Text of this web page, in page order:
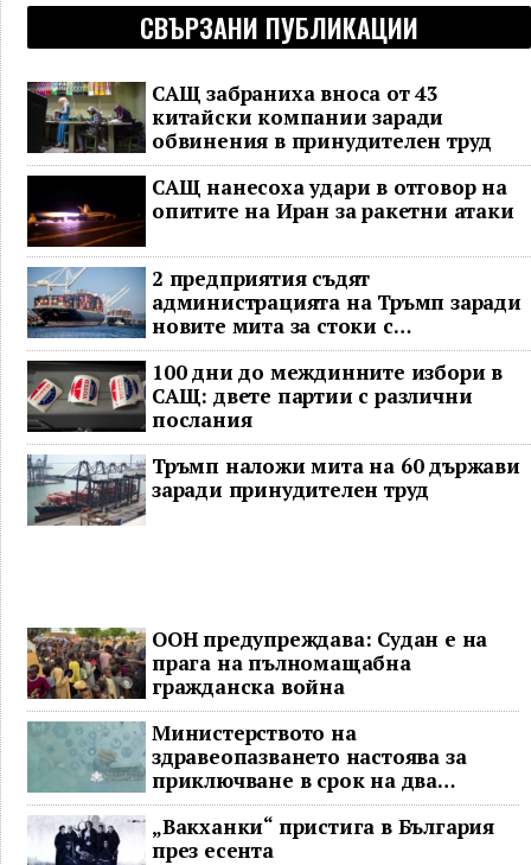
СВЪРЗАНИ ПУБЛИКАЦИИ
САЩ забраниха вноса от 43
китайски компании заради
обвинения в принудителен труд
САЩ нанесоха удари в отговор на
опитите на Иран за ракетни атаки
2 предприятия съдят
администрацията на Тръмп заради
новите мита за стоки с
принудителен труд
100 дни до междинните избори в
САЩ: двете партии с различни
послания
Тръмп наложи мита на 60 държави
заради принудителен труд
ООН предупреждава: Судан е на
прага на пълномащабна
гражданска война
Министерството на
здравеопазването настоява за
приключване в срок на два
ключови строителни проекта
„Вакханки“ пристига в България
през есента